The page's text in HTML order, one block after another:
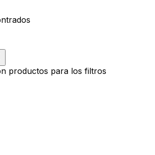
productos para los filtros